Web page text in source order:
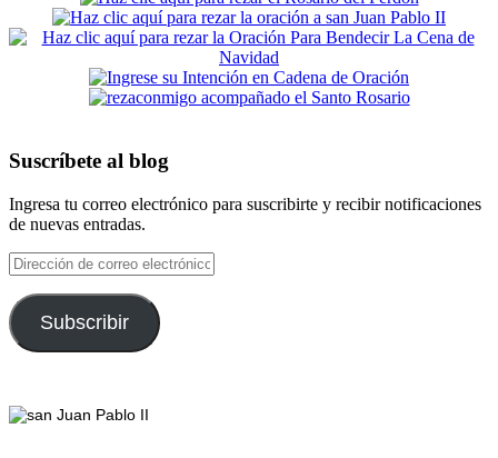
Suscríbete al blog
Ingresa tu correo electrónico para suscribirte y recibir notificaciones
de nuevas entradas.
Dirección
de
correo
electrónico
Subscribir